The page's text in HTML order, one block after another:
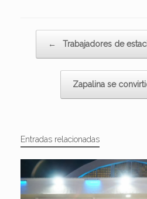
← Trabajadores de
Zapalina se
Entradas relacionadas